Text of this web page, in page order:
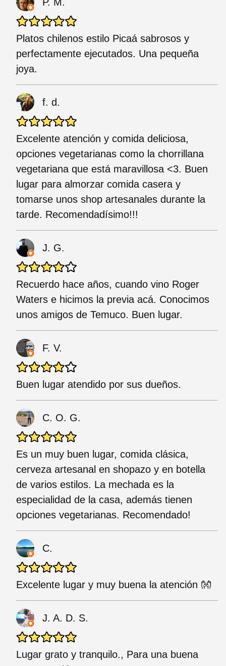
Platos chilenos estilo Picaá sabrosos y
perfectamente ejecutados. Una pequeña
joya.
f. d.
Excelente atención y comida deliciosa,
opciones vegetarianas como la chorrillana
vegetariana que está maravillosa <3. Buen
lugar para almorzar comida casera y
tomarse unos shop artesanales durante la
tarde. Recomendadísimo!!!
J. G.
Recuerdo hace años, cuando vino Roger
Waters e hicimos la previa acá. Conocimos
unos amigos de Temuco. Buen lugar.
F. V.
Buen lugar atendido por sus dueños.
C. O. G.
Es un muy buen lugar, comida clásica,
cerveza artesanal en shopazo y en botella
de varios estilos. La mechada es la
especialidad de la casa, además tienen
opciones vegetarianas. Recomendado!
C.
Excelente lugar y muy buena la atención 👐
J. A. D. S.
Lugar grato y tranquilo., Para una buena